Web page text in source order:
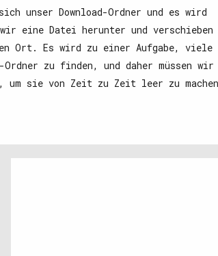
unser Download-Ordner und es wird
eine Datei herunter und
Ort. Es wird zu einer Aufgabe, viele
Ordner zu finden, und daher müssen wir
um sie von Zeit zu Zeit leer zu